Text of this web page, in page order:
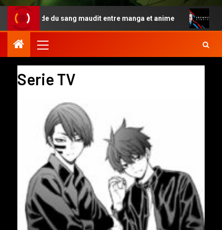
du sang maudit entre manga et anime
Serie TV